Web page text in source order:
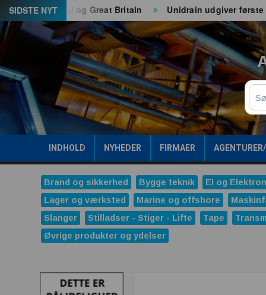
Spring
til
indhold
SIDSTE NYT
til både EU og Great Britain Unidrain udgiver første
Søg
INDHOLD NYHEDER FIRMAER
Brand og sikkerhed Bygge teknik
El og
Lager og værksted
Marine og offshore
Slanger
Stilladser - Stiger - Lifte Tape
Øvrige produkter og ydelser